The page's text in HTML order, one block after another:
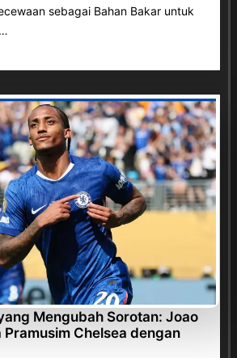
sebagai Bahan Bakar untuk
Mengubah Sorotan: Joao
Chelsea dengan